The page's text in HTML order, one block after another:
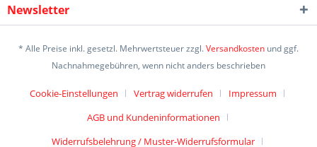
Newsletter
* Alle Preise inkl. gesetzl. Mehrwertsteuer zzgl.Versandkosten und ggf.
Nachnahmegebühren, wenn nicht anders beschrieben
Cookie-Einstellungen Vertrag widerrufen
Impressum
AGB und Kundeninformationen
Widerrufsbelehrung / Muster-Widerrufsformular